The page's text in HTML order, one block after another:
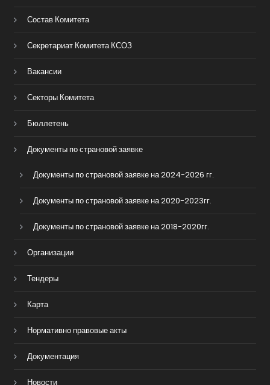
Состав Комитета
Секретариат Комитета КСОЗ
Вакансии
Секторы Комитета
Бюллетень
Документы по страновой заявке
Документы по страновой заявке на 2024-2026 гг.
Документы по страновой заявке на 2020-2023гг.
Документы по страновой заявке на 2018-2020гг.
Организации
Тендеры
Карта
Нормативно правовые акты
Документация
Новости